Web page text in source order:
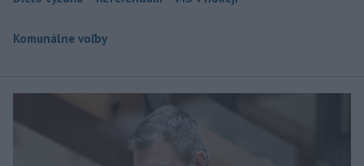
Komunálne voľby